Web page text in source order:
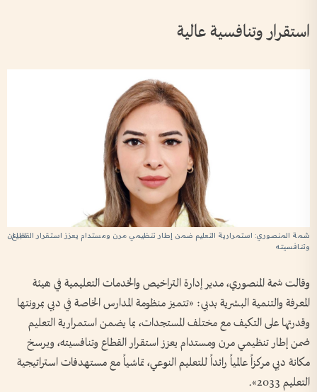
استقرار وتنافسية عالية
شمة المنصوري: استمرارية التعليم ضمن إطار تنظيمي مرن ومستدام يعزز استقرار القطاع
وتنافسيته
وقالت شمة المنصوري، مدير إدارة التراخيص والخدمات التعليمية في هيئة
المعرفة والتنمية البشرية بدبي: «تتميز منظومة المدارس الخاصة في دبي بمرونتها
وقدرتها على التكيف مع مختلف المستجدات، بما يضمن استمرارية التعليم
ضمن إطار تنظيمي مرن ومستدام يعزز استقرار القطاع وتنافسيته، ويرسخ
مكانة دبي مركزاً عالمياً رائداً للتعليم النوعي، تماشياً مع مستهدفات استراتيجية
التعليم 2033».